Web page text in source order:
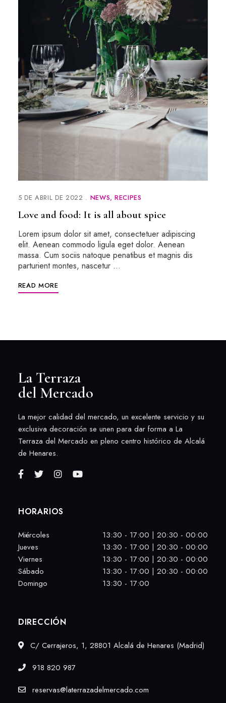
5 DE ABRIL DE 2022 NEWS RECIPES
Love and food: It is all about spice
Lorem ipsum dolor sit amet, consectetuer adipiscing
elit. Aenean commodo ligula eget dolor. Aenean
massa. Cum sociis natoque penatibus et magnis dis
parturient montes, nascetur …
READ MORE
La Terraza
del Mercado
La mejor calidad del mercado, un excelente servicio y su
exclusiva decoración se unen para dar forma a La
Terraza del Mercado en pleno centro histórico de Alcalá
de Henares.
HORARIOS
Miércoles
13:30 - 17:00 | 20:30 - 00:00
Jueves
13:30 - 17:00 | 20:30 - 00:00
Viernes
13:30 - 17:00 | 20:30 - 00:00
Sábado
13:30 - 17:00 | 20:30 - 00:00
Domingo
13:30 - 17:00
DIRECCIÓN
C/ Cerrajeros, 1, 28801 Alcalá de Henares (Madrid)
918 820 987
reservas@laterrazadelmercado.com